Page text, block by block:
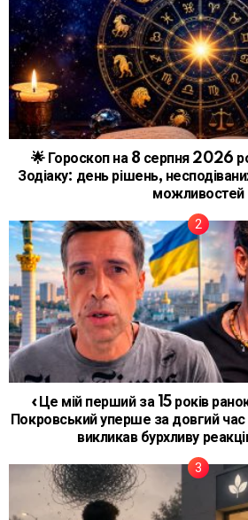
🌟 Гороскоп на 8 серпня 2026
Зодіаку: день рішень,
можливостей
«Це мій перший за 15 років
Покровський уперше за довгий час
викликав бурхливу